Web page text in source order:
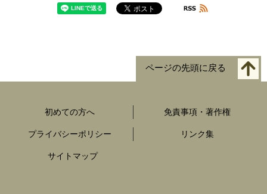
ページの先頭に戻る
初めての方へ 免責事項・著作権
プライバシーポリシー リンク集
サイトマップ